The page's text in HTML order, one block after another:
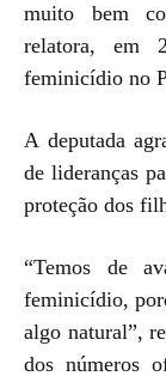
muito bem
relatora, em
feminicídio no
A deputada
de lideranças
proteção dos
“Temos de
feminicídio,
algo natural”,
dos números